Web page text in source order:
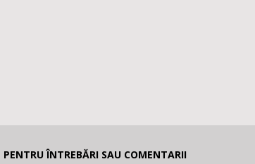
PENTRU ÎNTREBĂRI SAU COMENTARII